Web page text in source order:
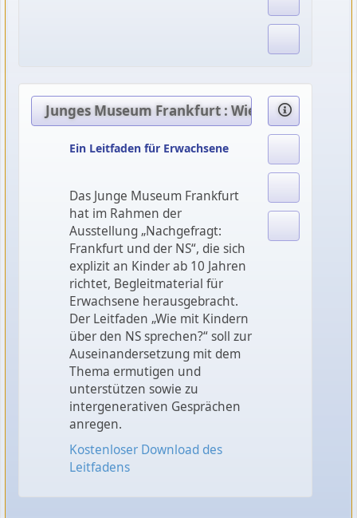
Junges Museum Frankfurt : Wie mit Kindern
Ein Leitfaden für Erwachsene
Das Junge Museum Frankfurt
hat im Rahmen der
Ausstellung „Nachgefragt:
Frankfurt und der NS“, die sich
explizit an Kinder ab 10 Jahren
richtet, Begleitmaterial für
Erwachsene herausgebracht.
Der Leitfaden „Wie mit Kindern
über den NS sprechen?“ soll zur
Auseinandersetzung mit dem
Thema ermutigen und
unterstützen sowie zu
intergenerativen Gesprächen
anregen.
Kostenloser Download des
Leitfadens